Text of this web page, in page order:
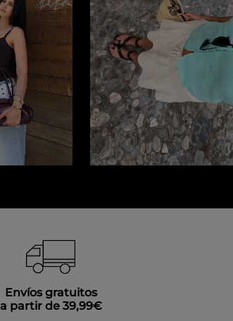
Envíos gratuitos
a partir de 39,99€